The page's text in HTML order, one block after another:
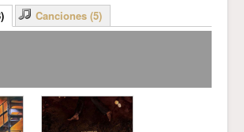
Canciones (5)